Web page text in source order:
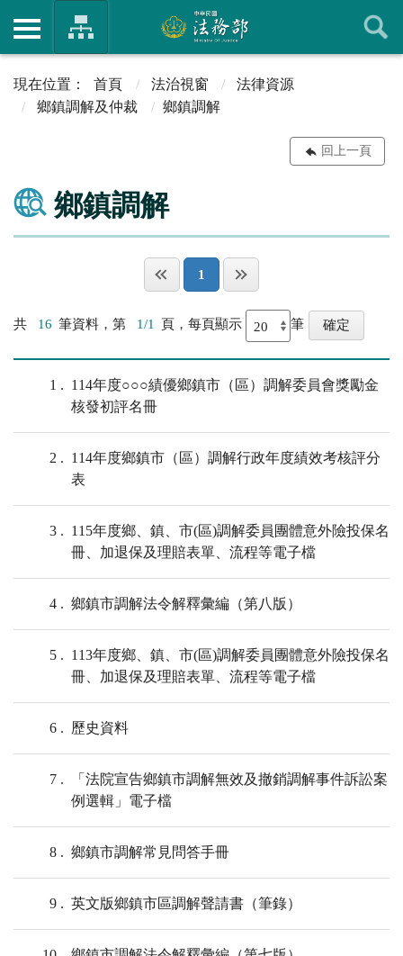
首頁 法治視窗
法律資源
鄉鎮調解及仲裁
鄉鎮調解
回上一頁
鄉鎮調解
1
共 16 筆資料，第 1/1 頁，每頁顯示 筆
1
114年度○○○績優鄉鎮市（區）調解委員會獎勵金
核發初評名冊
2
114年度鄉鎮市（區）調解行政年度績效考核評分
表
3
115年度鄉、鎮、市(區)調解委員團體意外險投保名
冊、加退保及理賠表單、流程等電子檔
4 鄉鎮市調解法令解釋彙編（第八版）
5
113年度鄉、鎮、市(區)調解委員團體意外險投保名
冊、加退保及理賠表單、流程等電子檔
6 歷史資料
7
「法院宣告鄉鎮市調解無效及撤銷調解事件訴訟案
例選輯」電子檔
8 鄉鎮市調解常見問答手冊
9 英文版鄉鎮市區調解聲請書（筆錄）